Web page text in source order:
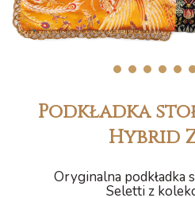
1 2 3 4 5 6
Podkładka
Hybrid
Oryginalna podkładka
Seletti z